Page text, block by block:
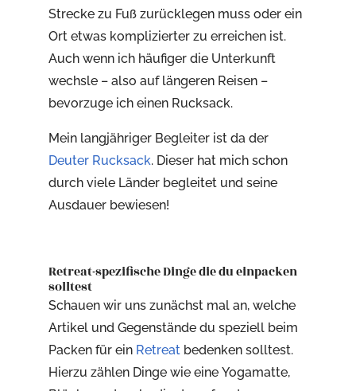
Strecke zu Fuß zurücklegen muss oder ein
Ort etwas komplizierter zu erreichen ist.
Auch wenn ich häufiger die Unterkunft
wechsle – also auf längeren Reisen –
bevorzuge ich einen Rucksack.
Mein langjähriger Begleiter ist da der
Deuter Rucksack. Dieser hat mich schon
durch viele Länder begleitet und seine
Ausdauer bewiesen!
Retreat-spezifische Dinge die du einpacken
solltest
Schauen wir uns zunächst mal an, welche
Artikel und Gegenstände du speziell beim
Packen für ein Retreatbedenken solltest.
Hierzu zählen Dinge wie eine Yogamatte,